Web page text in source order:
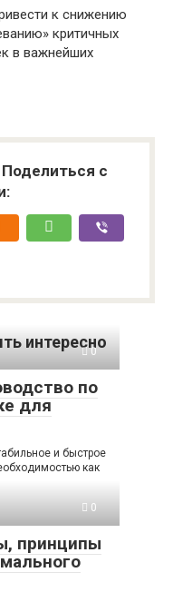
к снижению
критичных
в важнейших
с
интересно
0
по
для
и быстрое
как
0
принципы